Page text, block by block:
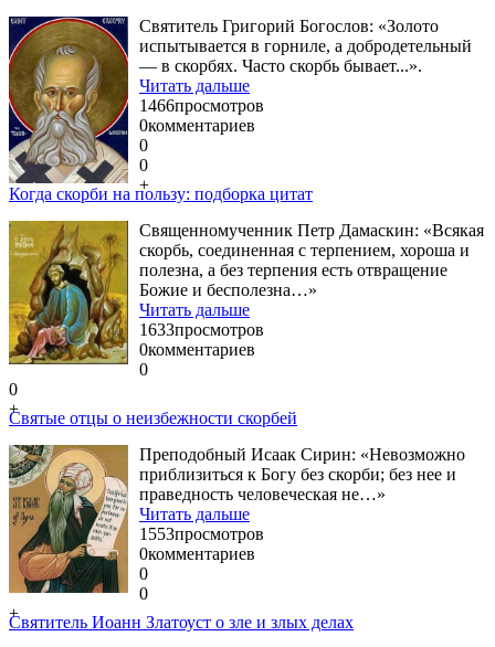
Святитель Григорий Богослов: «Золото
испытывается в горниле, а добродетельный
— в скорбях. Часто скорбь бывает...».
Читать дальше
1466просмотров
0комментариев
0
0
+
Когда скорби на пользу: подборка цитат
Священномученник Петр Дамаскин: «Всякая
скорбь, соединенная с терпением, хороша и
полезна, а без терпения есть отвращение
Божие и бесполезна…»
Читать дальше
1633просмотров
0комментариев
0
0
+
Святые отцы о неизбежности скорбей
Преподобный Исаак Сирин: «Невозможно
приблизиться к Богу без скорби; без нее и
праведность человеческая не…»
Читать дальше
1553просмотров
0комментариев
0
0
+
Святитель Иоанн Златоуст о зле и злых делах